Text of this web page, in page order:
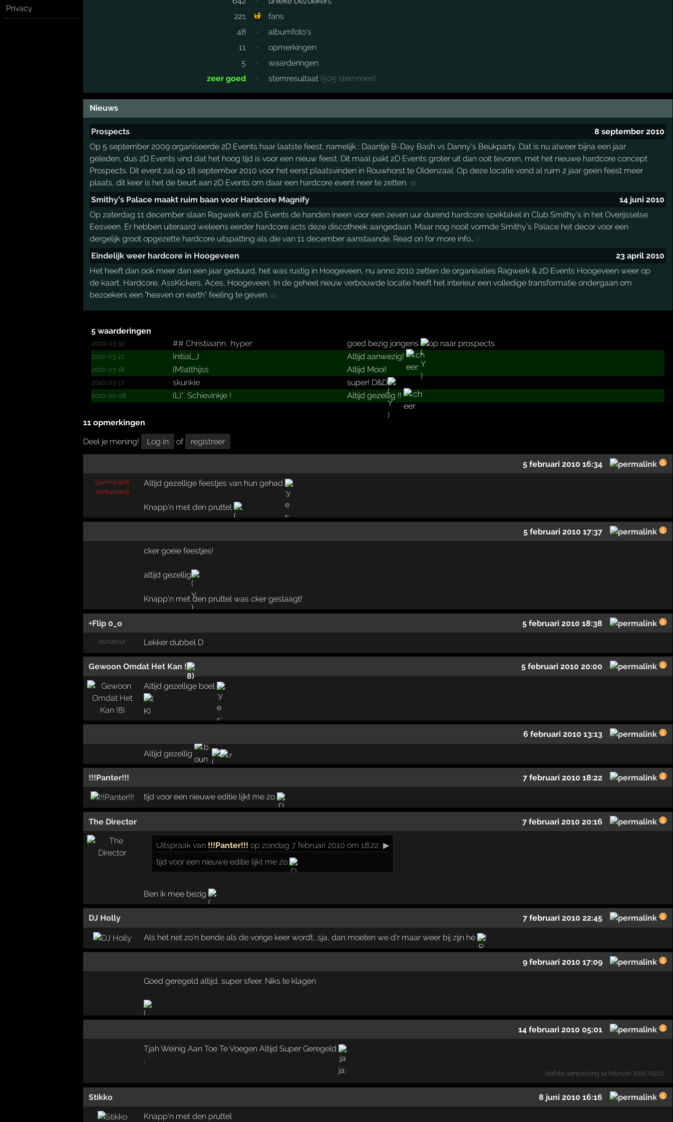
Privacy
221
fans
48
·
albumfoto's
11
·
opmerkingen
5
·
waarderingen
zeer goed
· stemresultaat (505 stemmen)
Nieuws
Prospects
8 september 2010
Op 5 september 2009 organiseerde 2D Events haar laatste feest, namelijk : Daantje B-Day Bash vs Danny's Beukparty. Dat is nu alweer bijna een jaar
geleden, dus 2D Events vind dat het hoog tijd is voor een nieuw feest. Dit maal pakt 2D Events groter uit dan ooit tevoren, met het nieuwe hardcore concept
Prospects. Dit event zal op 18 september 2010 voor het eerst plaatsvinden in Rouwhorst te Oldenzaal. Op deze locatie vond al ruim 2 jaar geen feest meer
plaats, dit keer is het de beurt aan 2D Events om daar een hardcore event neer te zetten. 18
Smithy’s Palace maakt ruim baan voor Hardcore Magnify
14 juni 2010
Op zaterdag 11 december slaan Ragwerk en 2D Events de handen ineen voor een zeven uur durend hardcore spektakel in Club Smithy's in het Overijsselse
Eesveen. Er hebben uiteraard weleens eerder hardcore acts deze discotheek aangedaan. Maar nog nooit vormde Smithy’s Palace het decor voor een
dergelijk groot opgezette hardcore uitspatting als die van 11 december aanstaande. Read on for more info… 7
Eindelijk weer hardcore in Hoogeveen
23 april 2010
Het heeft dan ook meer dan een jaar geduurd, het was rustig in Hoogeveen, nu anno 2010 zetten de organisaties Ragwerk & 2D Events Hoogeveen weer op
de kaart, Hardcore, AssKickers, Aces, Hoogeveen, In de geheel nieuw verbouwde locatie heeft het interieur een volledige transformatie ondergaan om
bezoekers een "heaven on earth" feeling te geven. 12
5 waarderingen
2010-03-30 ##­ Christ­iaann.­ :hyper: goed bezig jongens op naar prospects
2010-03-21 Initial_J Altijd aanwezig!
2010-03-18 [M]atthijss Altijd Mooi!
2010-03-17 skunkie super! D&D
2010-02-08 (L)*.­ Schievinkje !­ Altijd gezellig !!
11 opmerkingen
Deel je mening!
Log in of registreer
5 februari 2010 16:34
(permanent
verbannen)
Altijd gezellige feestjes van hun gehad
Knapp'n met den pruttel
5 februari 2010 17:37
cker goeie feestjes!
altijd gezellig
Knapp'n met den pruttel was cker geslaagt!
+Flip 0_o 5 februari 2010 18:38
donateur Lekker dubbel D
Gewoon Omdat Het Kan ! 5 februari 2010 20:00
Altijd gezellige boel
6 februari 2010 13:13
Altijd gezellig
!!!Panter!!! 7 februari 2010 18:22
tijd voor een nieuwe editie lijkt me zo
The Director 7 februari 2010 20:16
Uitspraakvan !!!Panter!!! op zondag 7 februari 2010 om 18:22: ▶
tijd voor een nieuwe editie lijkt me zo
Ben ik mee bezig
DJ Holly 7 februari 2010 22:45
Als het net zo'n bende als de vorige keer wordt...sja, dan moeten we d'r maar weer bij zijn hé !
9 februari 2010 17:09
Goed geregeld altijd, super sfeer. Niks te klagen
14 februari 2010 05:01
Tjah Weinig Aan Toe Te Voegen Altijd Super Geregeld
:
laatste aanpassing 14 februari 2010 05:01
Stikko 8 juni 2010 16:16
Knapp'n met den pruttel